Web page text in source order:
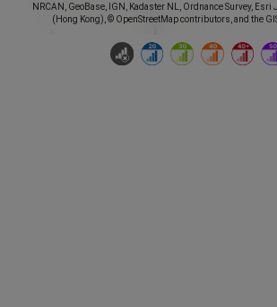
NRCAN, GeoBase, IGN, Kadaster NL, Ordnance Survey, Esri
(Hong Kong), © OpenStreetMap contributors, and the